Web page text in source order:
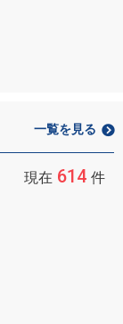
一覧を見る
現在 614 件